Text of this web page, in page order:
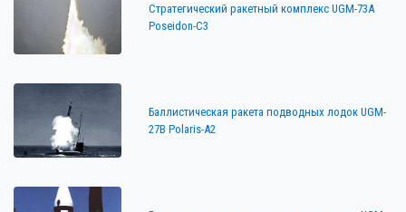
Стратегический ракетный комплекс UGM-73A
Poseidon-C3
Баллистическая ракета подводных лодок UGM-
27B Polaris-A2